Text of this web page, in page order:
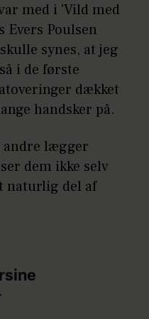
med i 'Vild med
Evers Poulsen
synes, at jeg
i de første
dækket
handsker på.
andre lægger
dem ikke selv
naturlig del af